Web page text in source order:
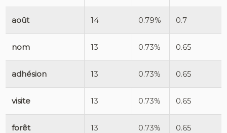
août 14 0.79% 0.7
nom 13 0.73% 0.65
adhésion 13 0.73% 0.65
visite 13 0.73% 0.65
forêt 13 0.73% 0.65